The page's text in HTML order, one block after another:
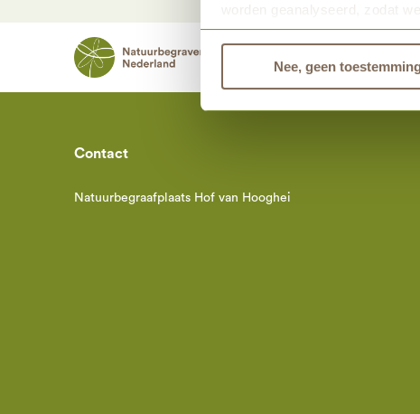
worden geanalyseerd, zodat
Bekijk dan de andere
Nee, geen toestemming
Contact
Natuurbegraafplaats Hof van Hooghei